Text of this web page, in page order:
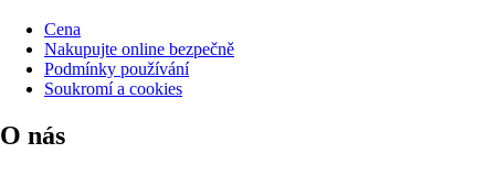
Cena
Nakupujte online bezpečně
Podmínky používání
Soukromí a cookies
O nás